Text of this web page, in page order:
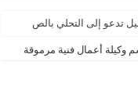
إلى التحلي بالصبر حتى يمكن
وكيلة أعمال فنية مرموقة